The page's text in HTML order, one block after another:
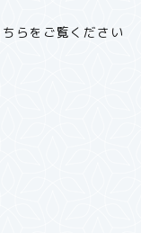
らをご覧ください